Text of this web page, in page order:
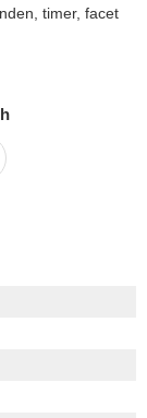
timer, facet